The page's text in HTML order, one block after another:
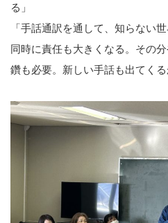
る」
「手話通訳を通して、知らない
同時に責任も大きくなる。その
鑽も必要。新しい手話も出てくる